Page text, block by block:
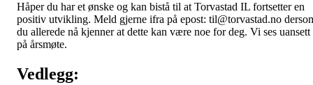
Håper du har et ønske og kan bistå til at Torvastad IL fortsetter en
positiv utvikling. Meld gjerne ifra på epost: til@torvastad.no
du allerede nå kjenner at dette kan være noe for deg. Vi ses uansett
på årsmøte.
Vedlegg: